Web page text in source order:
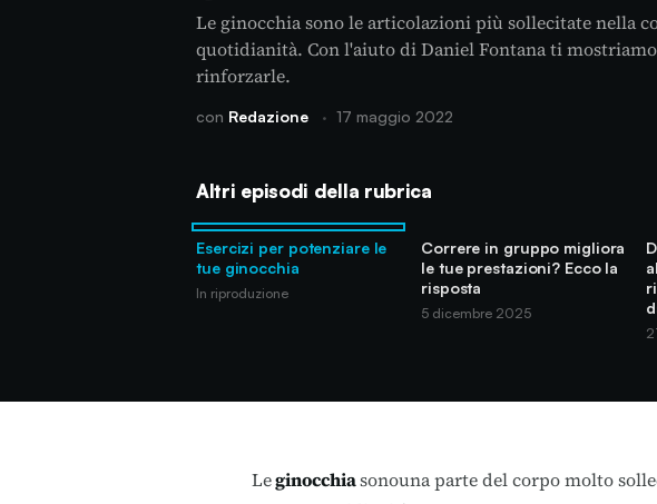
Le ginocchia sono le articolazioni più sollecitate nella
quotidianità. Con l'aiuto di Daniel Fontana ti
rinforzarle.
con Redazione · 17 maggio 2022
Altri episodi della rubrica
Esercizi per potenziare le
tue ginocchia
In riproduzione
Correre in gruppo migliora
le tue prestazioni? Ecco la
risposta
5 dicembre 2025
Leginocchiasonouna parte del corpo molto